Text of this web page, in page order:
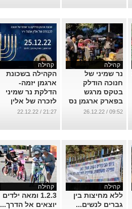
קהילה
נר שמיני של
חנוכה הודלק
בטקס מרגש
בפארק ארגמן נס
ציונה, לזכר אלין
הפעוטה שנהרגה
...
09:52 / 26.12.22
קהילה
הקהילה בשכונת
ארגמן יזמה-
הדלקת נר שמיני
לזכרה של אלין
הקטנה.
21:27 / 22.12.22
קהילה
ללא מחיצות בין
גברים לנשים...
קהילה
1.2.3 ומאה ילדים
יוצאים אל הדרך...